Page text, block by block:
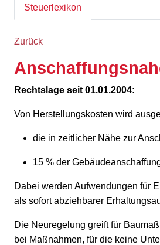
Steuerlexikon
Zurück
Rechtslage seit 01.01.2004:
Von Herstellungskosten wird
die in zeitlicher Nähe zur
15 % der
Dabei werden Aufwendungen für
als sofort abziehbarer
Die Neuregelung greift für
bei Maßnahmen, für die keine